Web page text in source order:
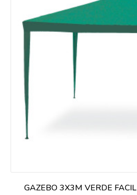
GAZEBO 3X3M VERDE